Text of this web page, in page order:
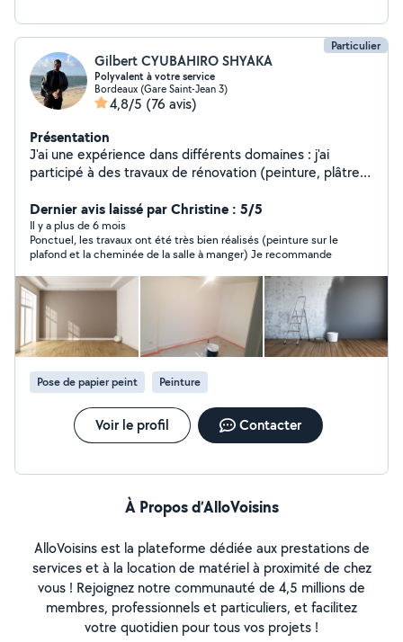
Particulier
Gilbert CYUBAHIRO SHYAKA
Polyvalent à votre service
Bordeaux (Gare Saint-Jean 3)
4,8/5 (76 avis)
Présentation
J'ai une expérience dans différents domaines : j'ai
participé à des travaux de rénovation (peinture, plâtre
dans des déménagements et peux porter des charges
lourdes ; j'ai aussi travaillé comme manoeuvre dans le
bâtiment, et j'ai effectué de grands ménages après
travaux ou déménagements. Je commence dans le Site
Allo Voisins , et suis prêt à vous faire profiter de mon
énergie, mon dynamisme, et mes compétences.
Dernier avis laissé par Christine : 5/5
Il y a plus de 6 mois
Ponctuel, les travaux ont été très bien réalisés (peinture sur le
plafond et la cheminée de la salle à manger) Je recommande
Pose de papier peint Peinture
Voir le profil Contacter
À Propos d’AlloVoisins
AlloVoisins est la plateforme dédiée aux prestations de
services et à la location de matériel à proximité de chez
vous ! Rejoignez notre communauté de 4,5 millions de
membres, professionnels et particuliers, et facilitez
votre quotidien pour tous vos projets !